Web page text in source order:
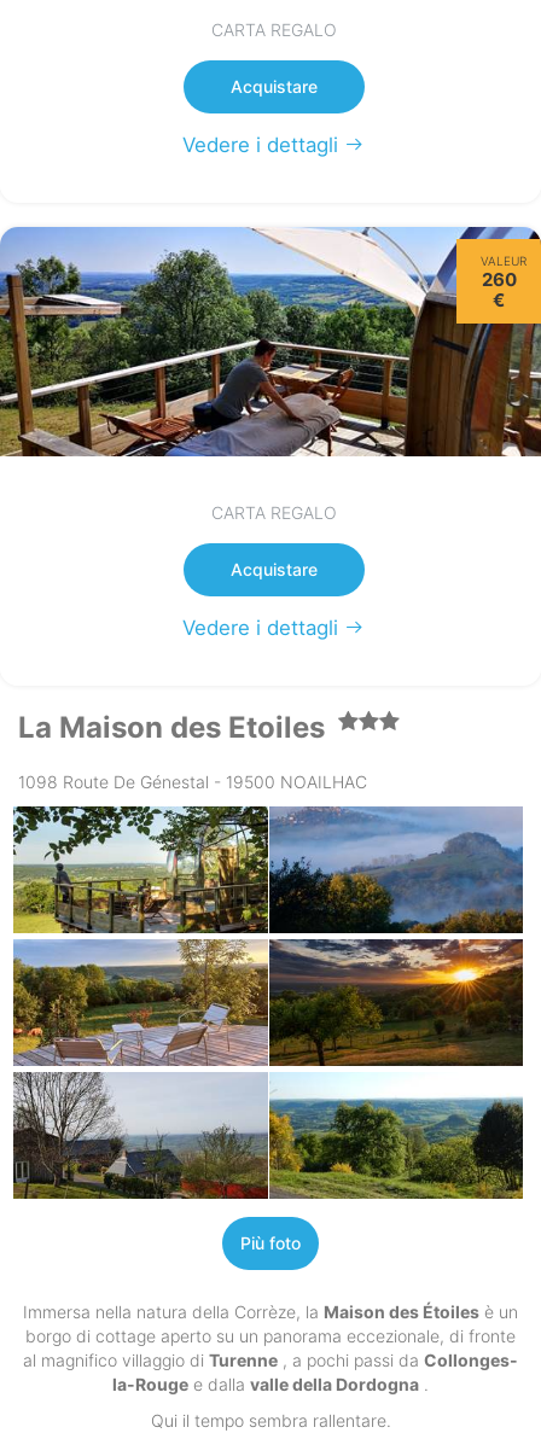
CARTA REGALO
Acquistare
Vedere i dettagli
VALEUR
260
€
CARTA REGALO
Acquistare
Vedere i dettagli
La Maison des Etoiles
1098 Route De Génestal - 19500 NOAILHAC
Più foto
Immersa nella natura della Corrèze, la Maison des Étoiles è un
borgo di cottage aperto su un panorama eccezionale, di fronte
al magnifico villaggio di Turenne , a pochi passi da Collonges-
la-Rouge e dalla valle della Dordogna
Qui il tempo sembra rallentare.